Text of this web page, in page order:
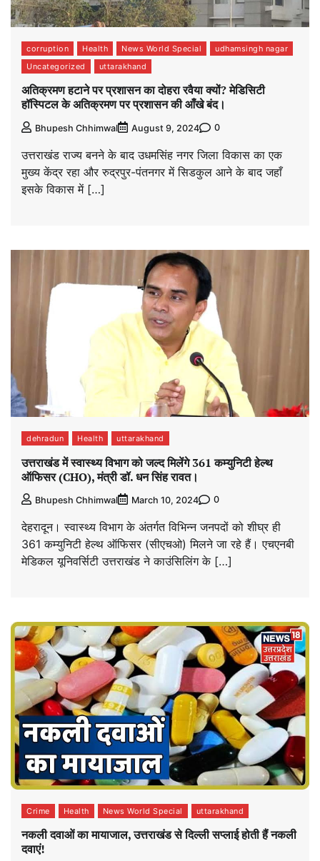
corruption Health News World Special
udhamsingh nagar
Uncategorized
uttarakhand
अतिक्रमण हटाने पर प्रशासन का दोहरा रवैया क्यों? मेडिसिटी
हॉस्पिटल के अतिक्रमण पर प्रशासन की आँखे बंद।
Bhupesh Chhimwal August 9, 2024 0
उत्तराखंड राज्य बनने के बाद उधमसिंह नगर जिला विकास का एक
मुख्य केंद्र रहा और रुद्रपुर-पंतनगर में सिडकुल आने के बाद जहाँ
इसके विकास में […]
dehradun Health uttarakhand
उत्तराखंड में स्वास्थ्य विभाग को जल्द मिलेंगे 361 कम्युनिटी हेल्थ
ऑफिसर (CHO), मंत्री डॉ. धन सिंह रावत।
Bhupesh Chhimwal March 10, 2024 0
देहरादून। स्वास्थ्य विभाग के अंतर्गत विभिन्न जनपदों को शीघ्र ही
361 कम्युनिटी हेल्थ ऑफिसर (सीएचओ) मिलने जा रहे हैं। एचएनबी
मेडिकल यूनिवर्सिटी उत्तराखंड ने काउंसिलिंग के […]
Crime Health News World Special uttarakhand
नकली दवाओं का मायाजाल, उत्तराखंड से दिल्ली सप्लाई होती हैं नकली
दवाएं!